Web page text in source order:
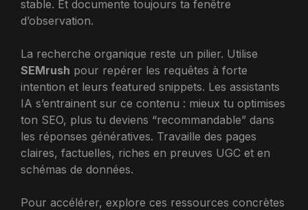
stable. Et documente toujours ta fenêtre
d’observation.
La recherche organique reste un pilier. Utilise
SEMrush pour repérer les requêtes à forte
intention et leurs featured snippets. Les assistants
IA s’entrainent sur ce contenu : mieux tu optimises
ton SEO, plus tu deviens “recommandable” dans
les réponses génératives. Travaille des pages
claires, factuelles, riches en preuves UGC et en
schémas de données.
Pour accélérer, explore ces ressources concrètes